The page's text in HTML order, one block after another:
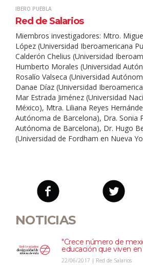
IBERO PUEBLA
Red de Salarios
Miembros investigadores: Mtro.
López (Universidad Iberoamericana
Calderón Chelius (Universidad
Humberto Morales (Universidad
Rosalío Valseca (Universidad
Danae Díaz (Universidad
Mar Estrada Jiménez (Universidad
México), Mtra. Liliana Reyes
Autónoma de Barcelona), Dra. Sonia
Autónoma de Barcelona), Dr. Hugo
(Universidad de Fordham en Nueva
NOTICIAS
"Crece número de
educación que viven
22/06/2017 | Red de Salarios